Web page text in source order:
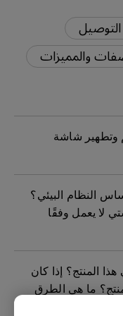
التوصيل
والمميزات
وتطهير شاشة
النظام البيئي؟
لا يعمل وفقًا
المنتج؟ إذا كان
ما هي الطرق